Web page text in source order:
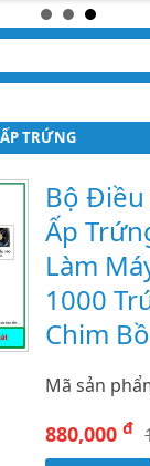
TRỨNG
Bộ
Ấp
Làm
1000
Chim
Mã sản
880,000đ